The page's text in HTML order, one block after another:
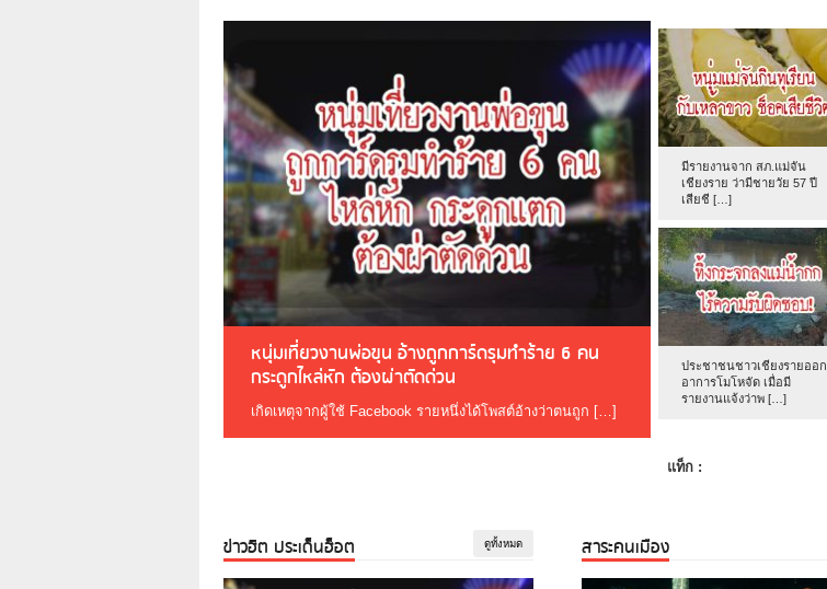
หนุ่มเที่ยวงานพ่อขุน อ้างถูกการ์ดรุมทำร้าย 6 คน
กระดูกไหล่หัก ต้องผ่าตัดด่วน
เกิดเหตุจากผู้ใช้ Facebook รายหนึ่งได้โพสต์อ้างว่าตนถูก […]
มีรายงานจาก สภ.แม่จัน
เชียงราย ว่ามีชายวัย 57 ปี
เสียชี […]
ประชาชนชาวเชียงรายออก
อาการโมโหจัด เมื่อมี
รายงานแจ้งว่าพ […]
แท็ก :
ข่าวฮิต ประเด็นฮ็อต ดูทั้งหมด สาระคนเมือง